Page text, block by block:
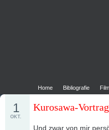
Home Bibliografie
Kurosawa-
1
OKT.
Und zwar von mir